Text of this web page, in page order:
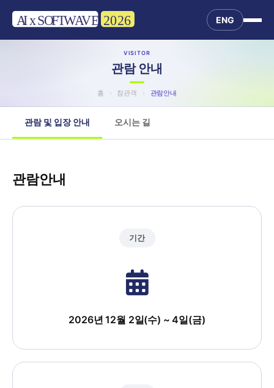
ENG
VISITOR
관람 안내
홈 › 참관객 › 관람안내
관람 및 입장 안내 오시는 길
관람안내
기간
2026년 12월 2일(수) ~ 4일(금)